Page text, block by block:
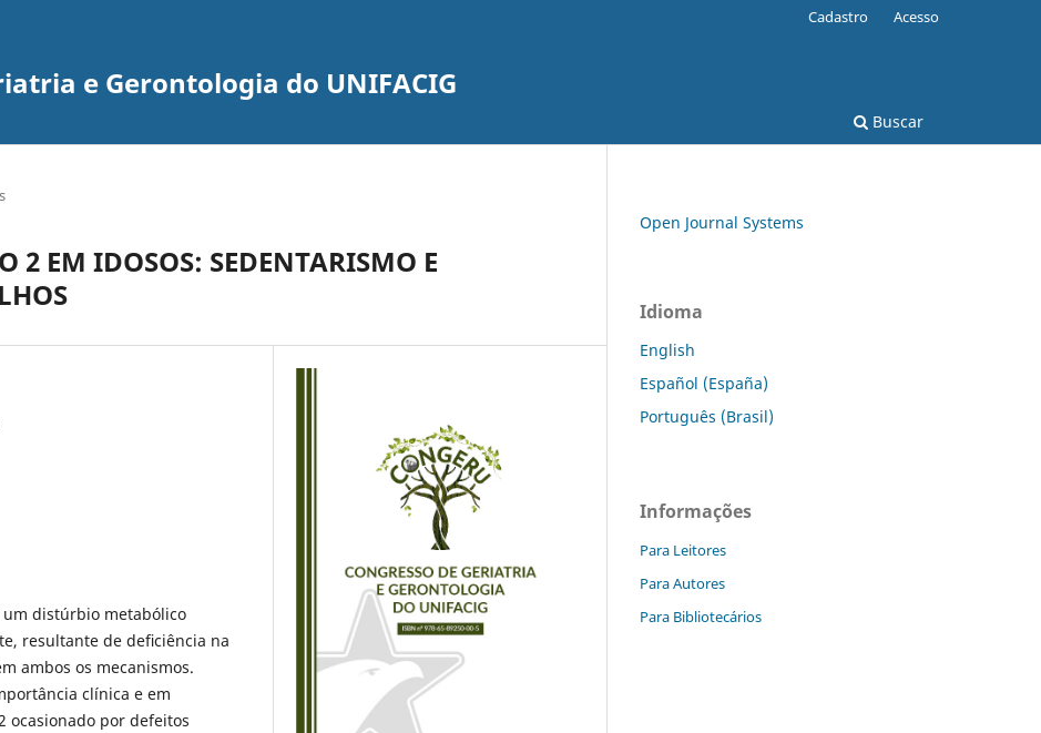
e Gerontologia do UNIFACIG
Buscar
Cadastro Acesso
2 EM IDOSOS: SEDENTARISMO E
um distúrbio metabólico
resultante de deﬁciência na
ambos os mecanismos.
clínica e em
ocasionado por defeitos
Open Journal Systems
Idioma
English
Español (España)
Português (Brasil)
Informações
Para Leitores
Para Autores
Para Bibliotecários